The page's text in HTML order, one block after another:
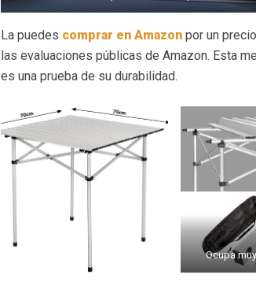
La puedes comprar en Amazon por un
las evaluaciones públicas de Amazon. Esta
es una prueba de su durabilidad.
Ocupa